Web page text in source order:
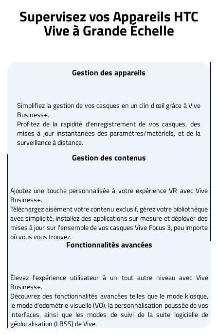
Supervisez vos Appareils HTC
Vive à Grande Échelle
Gestion des appareils
Simplifiez la gestion de vos casques en un clin d'œil grâce à Vive
Business+.
Profitez de la rapidité d'enregistrement de vos casques, des
mises à jour instantanées des paramètres/matériels, et de la
surveillance à distance.
Gestion des contenus
Ajoutez une touche personnalisée à votre expérience VR avec Vive
Business+.
Téléchargez aisément votre contenu exclusif, gérez votre bibliothèque
avec simplicité, installez des applications sur mesure et déployer des
mises à jour sur l'ensemble de vos casques Vive Focus 3, peu importe
où vous vous trouvez.
Fonctionnalités avancées
Élevez l'expérience utilisateur à un tout autre niveau avec Vive
Business+.
Découvrez des fonctionnalités avancées telles que le mode kiosque,
le mode d'odométrie visuelle (VO), la personnalisation poussée de vos
interfaces, ainsi que les modes de suivi de la suite logicielle de
géolocalisation (LBSS) de Vive.